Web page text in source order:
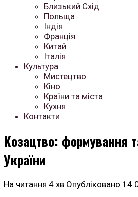
Близький Схід
Польща
Індія
Франція
Китай
Італія
Культура
Мистецтво
Кіно
Країни та міста
Кухня
Контакти
Козацтво: формування
України
На читання 4 хв Опубліковано